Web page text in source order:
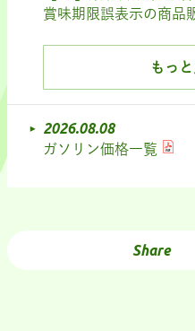
賞味期限誤表示の商品
もっ
2026.08.08
ガソリン価格一覧
Share